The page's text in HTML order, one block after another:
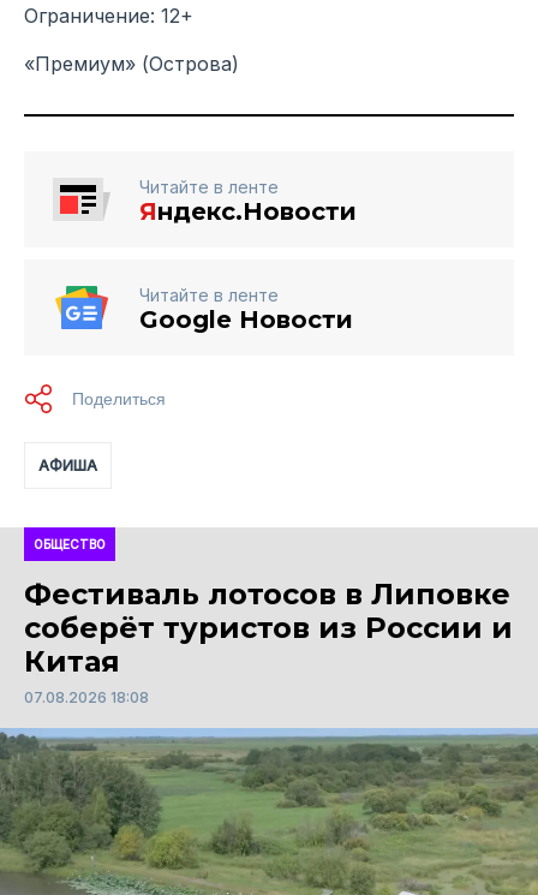
Ограничение: 12+
«Премиум» (Острова)
Читайте в ленте
Яндекс.Новости
Читайте в ленте
Google Новости
АФИША
ОБЩЕСТВО
Фестиваль лотосов в Липовке
соберёт туристов из России и
Китая
07.08.2026 18:08